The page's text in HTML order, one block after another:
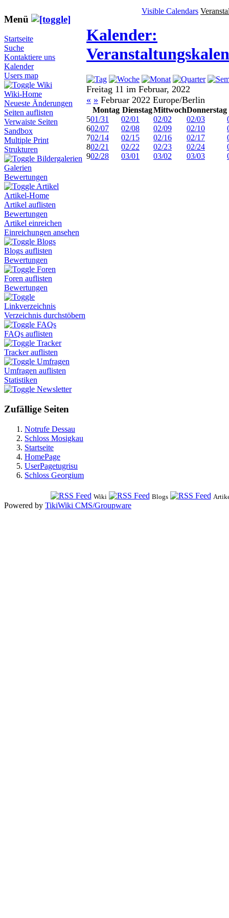
Menü
Startseite
Suche
Kontaktiere uns
Kalender
Users map
Wiki
Wiki-Home
Neueste Änderungen
Seiten auflisten
Verwaiste Seiten
Sandbox
Multiple Print
Strukturen
Bildergalerien
Galerien
Bewertungen
Artikel
Artikel-Home
Artikel auflisten
Bewertungen
Artikel einreichen
Einreichungen ansehen
Blogs
Blogs auflisten
Bewertungen
Foren
Foren auflisten
Bewertungen
Linkverzeichnis
Verzeichnis durchstöbern
FAQs
FAQs auflisten
Tracker
Tracker auflisten
Umfragen
Umfragen auflisten
Statistiken
Newsletter
Zufällige Seiten
Notrufe Dessau
Schloss Mosigkau
Startseite
HomePage
UserPagetugrisu
Schloss Georgium
Visible Calendars
Kalender:
Freitag 11 im Februar, 2022
« » Februar 2022 Europe/Berlin
Montag DienstagMittwochDonnerstag
501/31 02/01 02/02 02/03
602/07 02/08 02/09 02/10
702/14 02/15 02/16 02/17
802/21 02/22 02/23 02/24
902/28 03/01 03/02 03/03
Wiki Blogs
Powered by TikiWiki CMS/Groupware